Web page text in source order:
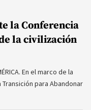
la Conferencia
la civilización
En el marco de la
para Abandonar